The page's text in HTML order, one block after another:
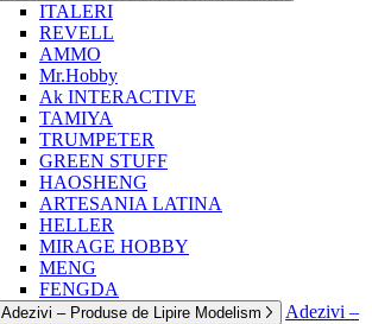
ITALERI
REVELL
AMMO
Mr.Hobby
Ak INTERACTIVE
TAMIYA
TRUMPETER
GREEN STUFF
HAOSHENG
ARTESANIA LATINA
HELLER
MIRAGE HOBBY
MENG
FENGDA
Adezivi – Produse de Lipire Modelism
Adezivi –